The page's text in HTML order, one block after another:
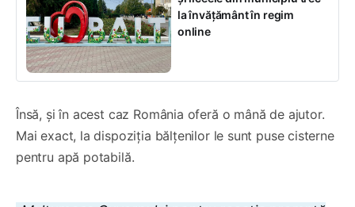
la învățământ în regim
online
Însă, și în acest caz România oferă o mână de ajutor.
Mai exact, la dispoziția bălțenilor le sunt puse cisterne
pentru apă potabilă.